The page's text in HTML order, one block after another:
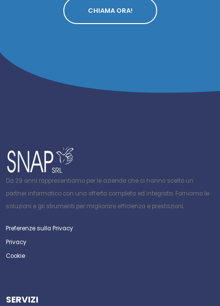
CHIAMA ORA!
Da 29 anni rappresentiamo per le aziende che ci hanno scelto un
partner informatico con una offerta completa ed integrata. Forniamo le
soluzioni e gli strumenti per migliorare efficienza e prestazioni.
Preferenze sulla Privacy
Privacy
Cookie
SERVIZI